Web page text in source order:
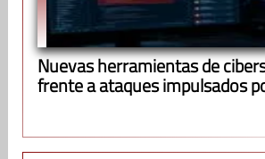
Nuevas herramientas de
frente a ataques impulsados